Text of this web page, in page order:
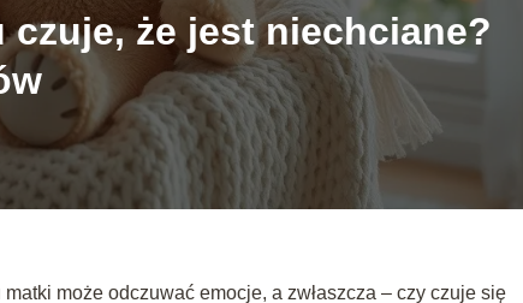
że jest niechciane?
może odczuwać emocje, a zwłaszcza – czy czuje się